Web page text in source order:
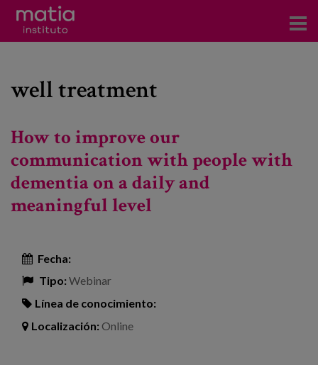
Investigación
Participación en foros
Consultoría
Formación
Noticias
Blog
well treatment
How to improve our
communication with people with
dementia on a daily and
meaningful level
Fecha:
Tipo:Webinar
Línea de conocimiento:
Localización:Online